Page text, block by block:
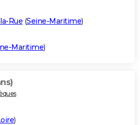
Rue (Seine-Maritime)
Maritime)
)